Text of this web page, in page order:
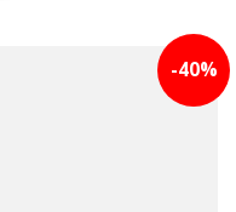
-40%